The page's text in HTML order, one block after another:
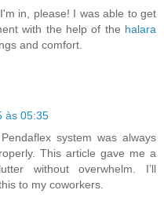
in, please! I was able to get
with the help of the halara
and comfort.
às 05:35
system was always
This article gave me a
without overwhelm. I’ll
to my coworkers.